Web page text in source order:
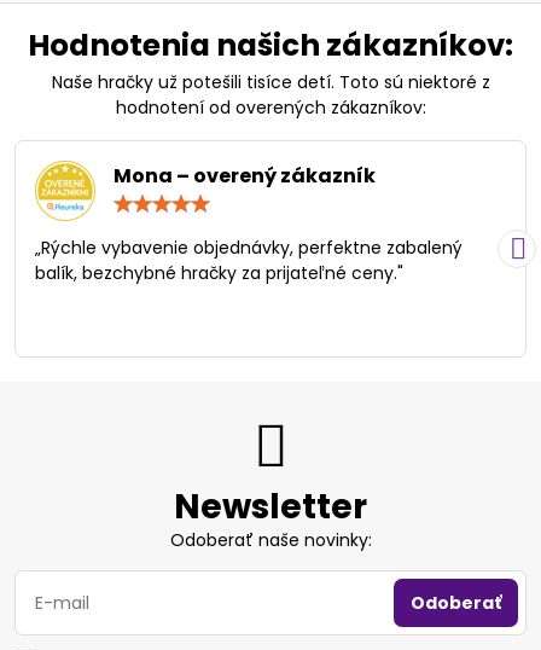
Hodnotenia našich zákazníkov:
Naše hračky už potešili tisíce detí. Toto sú niektoré z
hodnotení od overených zákazníkov:
Mona – overený zákazník
/
5
„Rýchle vybavenie objednávky, perfektne zabalený
balík, bezchybné hračky za prijateľné ceny."
Newsletter
Odoberať naše novinky:
Odoberať